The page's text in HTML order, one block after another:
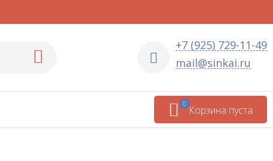
+7 (925) 729-11-49
mail@sinkai.ru
Корзина пуста
0